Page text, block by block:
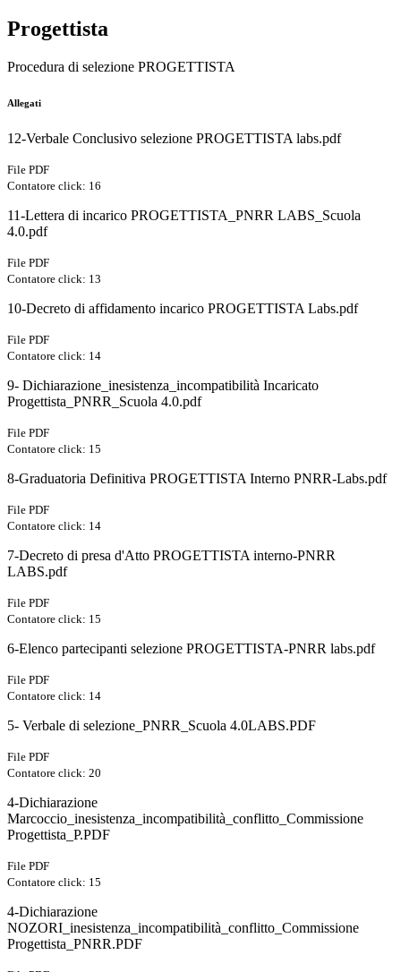
Progettista
Procedura di selezione PROGETTISTA
Allegati
12-Verbale Conclusivo selezione PROGETTISTA labs.pdf
File PDF
Contatore click: 16
11-Lettera di incarico PROGETTISTA_PNRR LABS_Scuola
4.0.pdf
File PDF
Contatore click: 13
10-Decreto di affidamento incarico PROGETTISTA Labs.pdf
File PDF
Contatore click: 14
9- Dichiarazione_inesistenza_incompatibilità Incaricato
Progettista_PNRR_Scuola 4.0.pdf
File PDF
Contatore click: 15
8-Graduatoria Definitiva PROGETTISTA Interno PNRR-Labs.pdf
File PDF
Contatore click: 14
7-Decreto di presa d'Atto PROGETTISTA interno-PNRR
LABS.pdf
File PDF
Contatore click: 15
6-Elenco partecipanti selezione PROGETTISTA-PNRR labs.pdf
File PDF
Contatore click: 14
5- Verbale di selezione_PNRR_Scuola 4.0LABS.PDF
File PDF
Contatore click: 20
4-Dichiarazione
Marcoccio_inesistenza_incompatibilità_conflitto_Commissione
Progettista_P.PDF
File PDF
Contatore click: 15
4-Dichiarazione
NOZORI_inesistenza_incompatibilità_conflitto_Commissione
Progettista_PNRR.PDF